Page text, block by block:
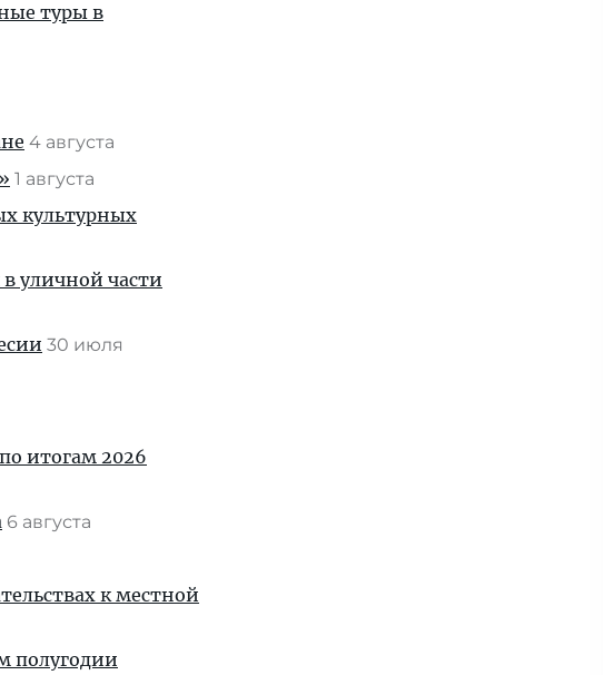
туры в
4 августа
1 августа
культурных
уличной части
30 июля
итогам 2026
6 августа
к местной
полугодии